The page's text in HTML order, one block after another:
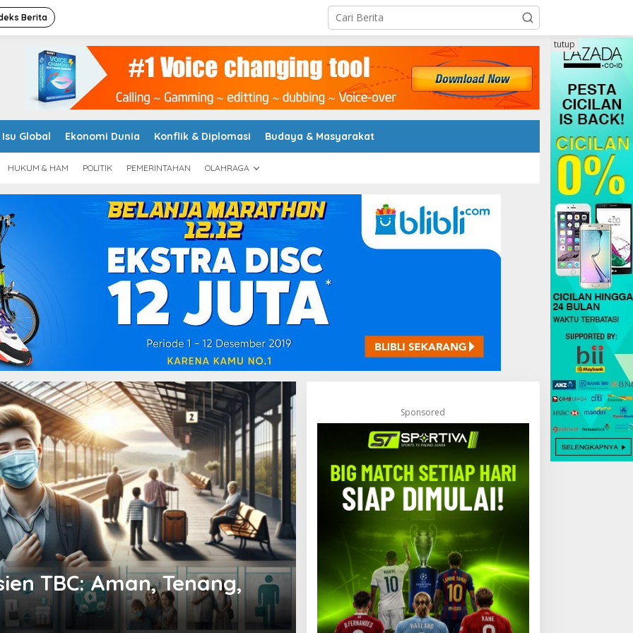
Berita
Isu Global Ekonomi Dunia Konflik & Diplomasi Budaya & Masyarakat
HUKUM & HAM POLITIK PEMERINTAHAN OLAHRAGA
tutup
TBC: Aman, Tenang,
Sponsored